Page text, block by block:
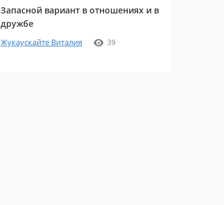
Запасной вариант в отношениях и в
дружбе
Жукаускайте Виталия 39